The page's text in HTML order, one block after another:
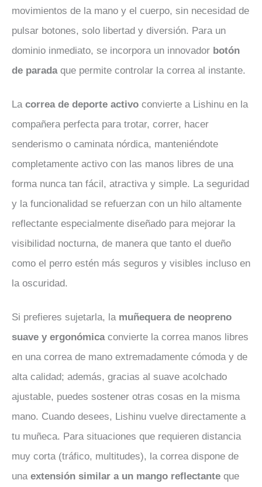
movimientos de la mano y el cuerpo, sin necesidad de
pulsar botones, solo libertad y diversión. Para un
dominio inmediato, se incorpora un innovador botón
de paradaque permite controlar la correa al instante.
La correa de deporte activo convierte a Lishinu en la
compañera perfecta para trotar, correr, hacer
senderismo o caminata nórdica, manteniéndote
completamente activo con las manos libres de una
forma nunca tan fácil, atractiva y simple. La seguridad
y la funcionalidad se refuerzan con un hilo altamente
reflectante especialmente diseñado para mejorar la
visibilidad nocturna, de manera que tanto el dueño
como el perro estén más seguros y visibles incluso en
la oscuridad.
Si prefieres sujetarla, la muñequera de neopreno
suave y ergonómicaconvierte la correa manos libres
en una correa de mano extremadamente cómoda y de
alta calidad; además, gracias al suave acolchado
ajustable, puedes sostener otras cosas en la misma
mano. Cuando desees, Lishinu vuelve directamente a
tu muñeca. Para situaciones que requieren distancia
muy corta (tráfico, multitudes), la correa dispone de
una extensión similar a un mango reflectante que